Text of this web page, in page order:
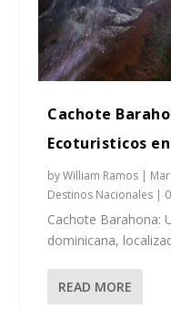
Cachote
Ecoturisticos
byWilliam Ramos |
Destinos Nacionales |
Cachote Barahona:
dominicana,
READ MORE